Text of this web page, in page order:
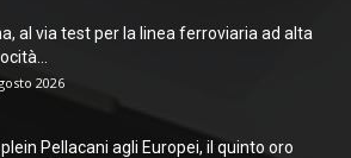
al via test per la linea ferroviaria ad alta
2026
Pellacani agli Europei, il quinto oro